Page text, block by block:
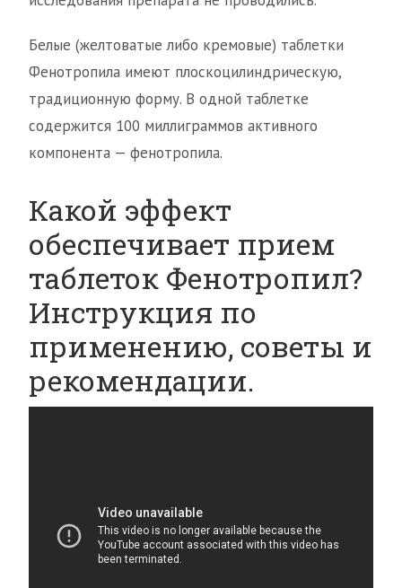
Белые (желтоватые либо кремовые) таблетки
Фенотропила имеют плоскоцилиндрическую,
традиционную форму. В одной таблетке
содержится 100 миллиграммов активного
компонента — фенотропила.
Какой эффект
обеспечивает прием
таблеток Фенотропил?
Инструкция по
применению, советы и
рекомендации.